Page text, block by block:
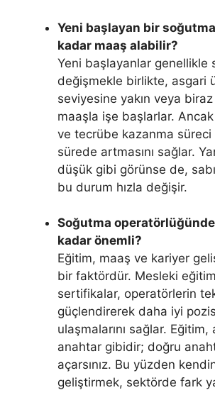
Yeni başlayan bir
kadar maaş alabilir?
Yeni başlayanlar genellikle
değişmekle birlikte, asgari
seviyesine yakın veya
maaşla işe başlarlar. Ancak
ve tecrübe kazanma süreci
sürede artmasını sağlar.
düşük gibi görünse de,
bu durum hızla değişir.
Soğutma
kadar önemli?
Eğitim, maaş ve kariyer
bir faktördür. Mesleki
sertifikalar, operatörlerin
güçlendirerek daha iyi
ulaşmalarını sağlar.
anahtar gibidir; doğru
açarsınız. Bu yüzden
geliştirmek, sektörde fark